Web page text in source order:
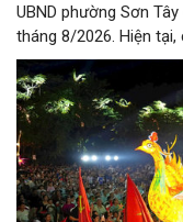
UBND phường Sơn
tháng 8/2026. Hiện
chính quyền phường
vị và 25 tổ dân phố
sẵn sàng mang đến
thu quy mô, đặc sắc